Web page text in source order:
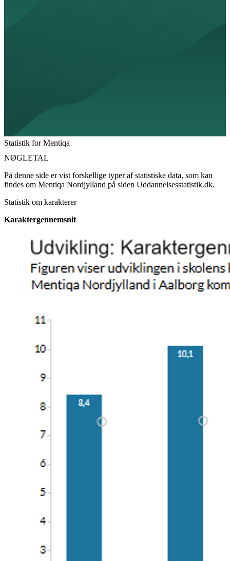
Statistik for Mentiqa
NØGLETAL
På denne side er vist forskellige typer af statistiske data, som kan
findes om Mentiqa Nordjylland på siden Uddannelsesstatistik.dk.
Statistik om karakterer
Karaktergennemsnit